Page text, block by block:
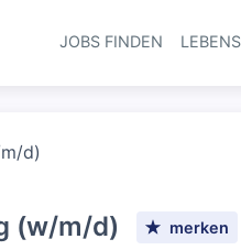
JOBS FINDEN
d)
(w/m/d) merken